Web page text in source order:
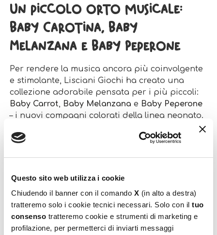
Questo sito web utilizza i cookie
Chiudendo il banner con il comando X (in alto a destra)
tratteremo solo i cookie tecnici necessari. Solo con il tuo
consenso tratteremo cookie e strumenti di marketing e
profilazione, per permetterci di inviarti messaggi
Un piccolo orto musicale:
Baby Carotina, Baby
Melanzana e Baby Peperone
Per rendere la musica ancora più coinvolgente
e stimolante, Lisciani Giochi ha creato una
collezione adorabile pensata per i più piccoli:
Baby Carrot, Baby Melanzana e Baby Peperone
– i nuovi compagni colorati della linea neonato.
stimola l’udito, la vista e il movimento attraverso
da spingere e completamente sicuri nei
piccoli. Le ruote stimolano la motricità, i colori
vivaci catturano l’attenzione e i suoni
favoriscono l’ascolto attivo.